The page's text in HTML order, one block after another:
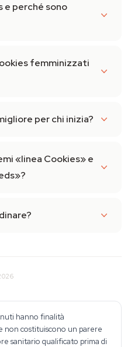
e perché sono
femminizzati
per chi inizia?
«linea Cookies» e
hanno finalità
non costituiscono un parere
sanitario qualificato prima di